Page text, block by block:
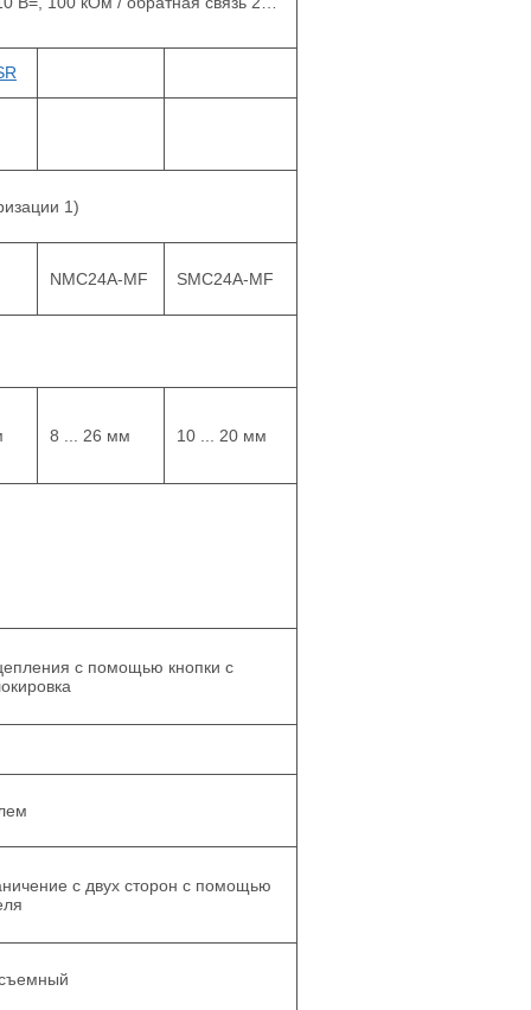
1)
NMC24A-MF SMC24A-MF
8 ... 26 мм 10 ... 20 мм
с помощью кнопки с
с двух сторон с помощью